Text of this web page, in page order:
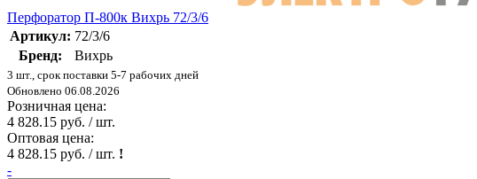
Перфоратор П-800к Вихрь 72/3/6
Артикул: 72/3/6
Бренд:
Вихрь
3 шт., срок поставки 5-7 рабочих дней
Обновлено 06.08.2026
Розничная цена:
4 828.15 руб. / шт.
Оптовая цена:
4 828.15 руб. / шт. !
-